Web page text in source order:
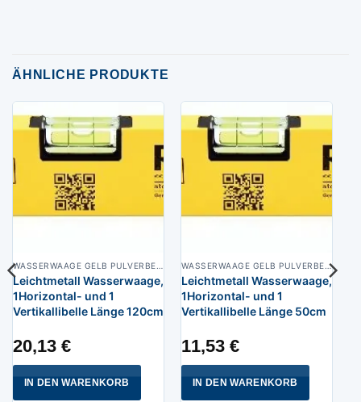
ÄHNLICHE PRODUKTE
WASSERWAAGE GELB PULVERBESCHICHTET
Leichtmetall Wasserwaage,
1Horizontal- und 1
Vertikallibelle Länge 120cm
20,13 €
IN DEN WARENKORB
WASSERWAAGE GELB PULVERBESCHICHTET
Leichtmetall Wasserwaage,
1Horizontal- und 1
Vertikallibelle Länge 50cm
11,53 €
IN DEN WARENKORB